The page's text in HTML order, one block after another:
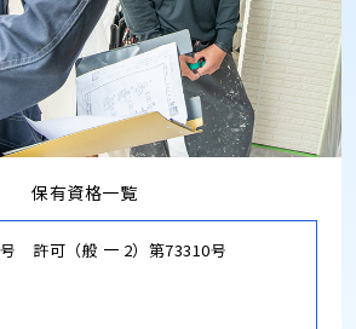
保有資格一覧
許可（般 一 2）第73310号